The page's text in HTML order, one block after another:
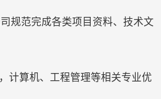
规范完成各类项目资料、技术文
计算机、工程管理等相关专业优